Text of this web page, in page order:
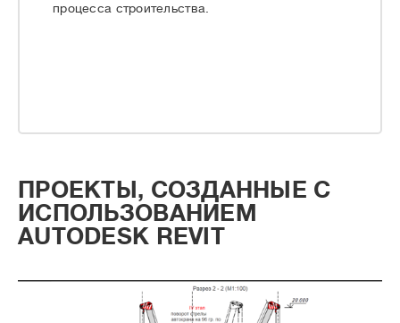
процесса строительства.
ПРОЕКТЫ, СОЗДАННЫЕ С
ИСПОЛЬЗОВАНИЕМ
AUTODESK REVIT